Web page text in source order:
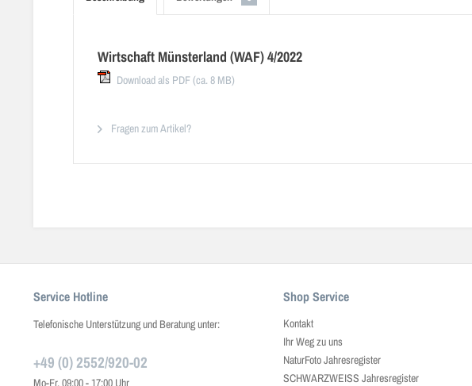
Wirtschaft Münsterland (WAF) 4/2022
Download als PDF (ca. 8 MB)
Fragen zum Artikel?
Service Hotline
Telefonische Unterstützung und Beratung unter:
+49 (0) 2552/920-02
Mo-Fr, 09:00 - 17:00 Uhr
Shop Service
Kontakt
Ihr Weg zu uns
NaturFoto Jahresregister
SCHWARZWEISS Jahresregister